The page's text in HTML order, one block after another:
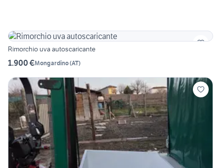
Rimorchio uva autoscaricante
1.900 €Mongardino(AT)